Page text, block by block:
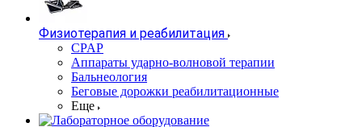
Физиотерапия и реабилитация
CPAP
Аппараты ударно-волновой терапии
Бальнеология
Беговые дорожки реабилитационные
Еще